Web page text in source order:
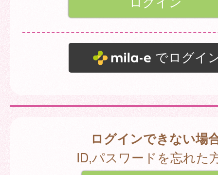
でログイ
ログインできない場
ID,パスワードを忘れた